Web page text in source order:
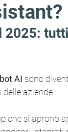
2025:
AI sono
aziende.
che si aprono